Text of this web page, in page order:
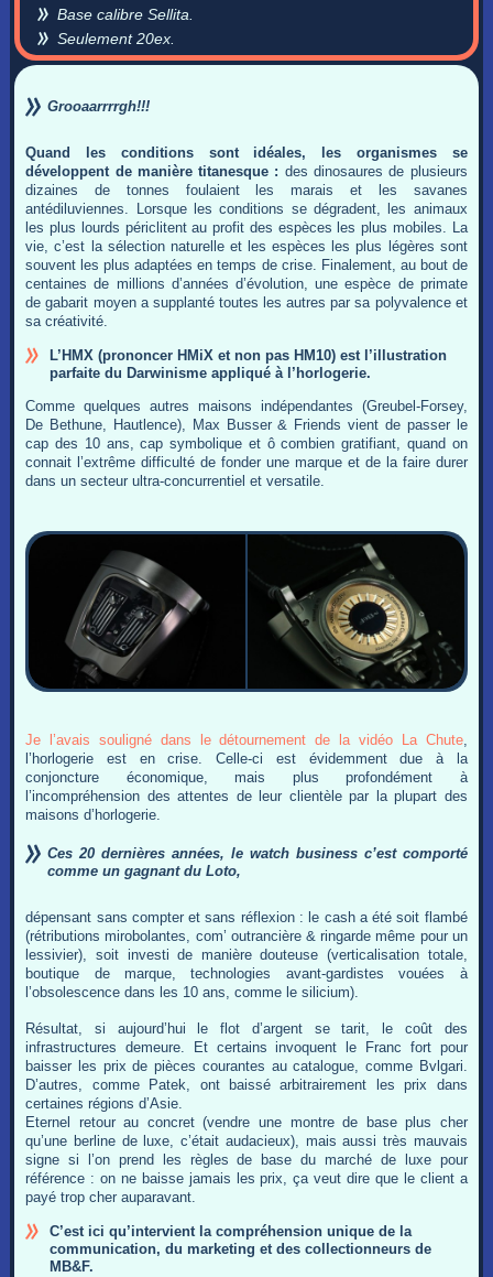
Base calibre Sellita.
Seulement 20ex.
Grooaarrrrgh!!!
Quand les conditions sont idéales, les organismes se
développent de manière titanesque : des dinosaures de plusieurs
dizaines de tonnes foulaient les marais et les savanes
antédiluviennes. Lorsque les conditions se dégradent, les animaux
les plus lourds périclitent au profit des espèces les plus mobiles. La
vie, c’est la sélection naturelle et les espèces les plus légères sont
souvent les plus adaptées en temps de crise. Finalement, au bout de
centaines de millions d’années d’évolution, une espèce de primate
de gabarit moyen a supplanté toutes les autres par sa polyvalence et
sa créativité.
L’HMX (prononcer HMiX et non pas HM10) est l’illustration
parfaite du Darwinisme appliqué à l’horlogerie.
Comme quelques autres maisons indépendantes (Greubel-Forsey,
De Bethune, Hautlence), Max Busser & Friends vient de passer le
cap des 10 ans, cap symbolique et ô combien gratifiant, quand on
connait l’extrême difficulté de fonder une marque et de la faire durer
dans un secteur ultra-concurrentiel et versatile.
Je l’avais souligné dans le détournement de la vidéo La Chute,
l’horlogerie est en crise. Celle-ci est évidemment due à la
conjoncture économique, mais plus profondément à
l’incompréhension des attentes de leur clientèle par la plupart des
maisons d’horlogerie.
Ces 20 dernières années, le watch business c’est comporté
comme un gagnant du Loto,
dépensant sans compter et sans réflexion : le cash a été soit flambé
(rétributions mirobolantes, com’ outrancière & ringarde même pour un
lessivier), soit investi de manière douteuse (verticalisation totale,
boutique de marque, technologies avant-gardistes vouées à
l’obsolescence dans les 10 ans, comme le silicium).
Résultat, si aujourd’hui le flot d’argent se tarit, le coût des
infrastructures demeure. Et certains invoquent le Franc fort pour
baisser les prix de pièces courantes au catalogue, comme Bvlgari.
D’autres, comme Patek, ont baissé arbitrairement les prix dans
certaines régions d’Asie.
Eternel retour au concret (vendre une montre de base plus cher
qu’une berline de luxe, c’était audacieux), mais aussi très mauvais
signe si l’on prend les règles de base du marché de luxe pour
référence : on ne baisse jamais les prix, ça veut dire que le client a
payé trop cher auparavant.
C’est ici qu’intervient la compréhension unique de la
communication, du marketing et des collectionneurs de
MB&F.